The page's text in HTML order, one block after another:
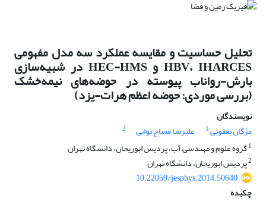
تحلیل حساسیت و مقایسه عملکرد سه مدل مفهومی
HBV، IHARCES و HEC-HMS در شبیه‌سازی
بارش-رواناب پیوسته در حوضه‌‌های نیمه‌خشک
(بررسی موردی: حوضه اعظم هرات-یزد)
نویسندگان
مژگان یعقوبی1 علیرضا مساح بوانی
2
1گروه علوم و مهندسی آب، پردیس ابوریحان، دانشگاه تهران
2پردیس ابوریحان، دانشگاه تهران
10.22059/jesphys.2014.50640
چکیده